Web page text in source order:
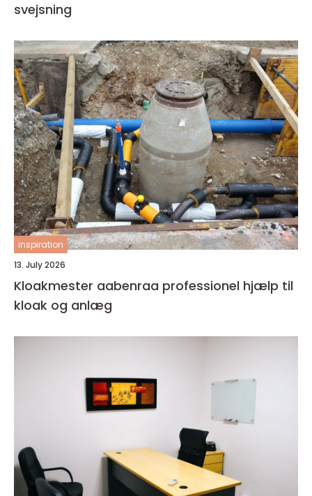
svejsning
inspiration
13. July 2026
Kloakmester aabenraa professionel hjælp til
kloak og anlæg